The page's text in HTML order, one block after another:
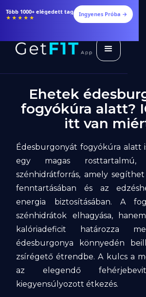
Étrendek, receptek és edzéstervek
★★★★★ Ingyenes
Ehetek
fogyókúra alatt?
itt van
Édesburgonyát fogyókúra alatt
egy magas rosttartalmú,
szénhidrátforrás, amely
fenntartásában és az
energia biztosításában. A
szénhidrátok elhagyása,
kalóriadeficit határozza
édesburgonya könnyedén
zsírégető étrendbe. A kulcs a
az elegendő
kiegyensúlyozott étkezés.